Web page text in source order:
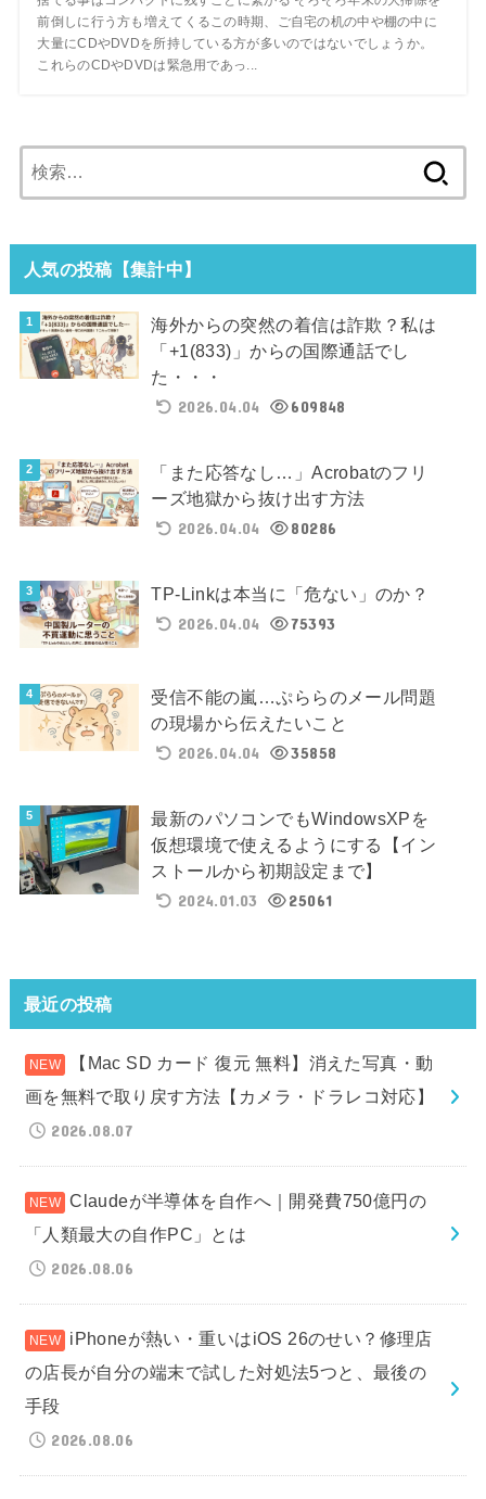
前倒しに行う方も増えてくるこの時期、ご自宅の机の中や棚の中に
大量にCDやDVDを所持している方が多いのではないでしょうか。
これらのCDやDVDは緊急用であっ...
索:
人気の投稿【集計中】
海外からの突然の着信は詐欺？私は
「+1(833)」からの国際通話でし
た・・・
2026.04.04
609848
「また応答なし…」Acrobatのフリ
ーズ地獄から抜け出す方法
2026.04.04
80286
TP-Linkは本当に「危ない」のか？
2026.04.04
75393
受信不能の嵐…ぷららのメール問題
の現場から伝えたいこと
2026.04.04
35858
最新のパソコンでもWindowsXPを
仮想環境で使えるようにする【イン
ストールから初期設定まで】
2024.01.03
25061
最近の投稿
【Mac SD カード 復元 無料】消えた写真・動
画を無料で取り戻す方法【カメラ・ドラレコ対応】
2026.08.07
Claudeが半導体を自作へ｜開発費750億円の
「人類最大の自作PC」とは
2026.08.06
iPhoneが熱い・重いはiOS 26のせい？修理店
の店長が自分の端末で試した対処法5つと、最後の
手段
2026.08.06